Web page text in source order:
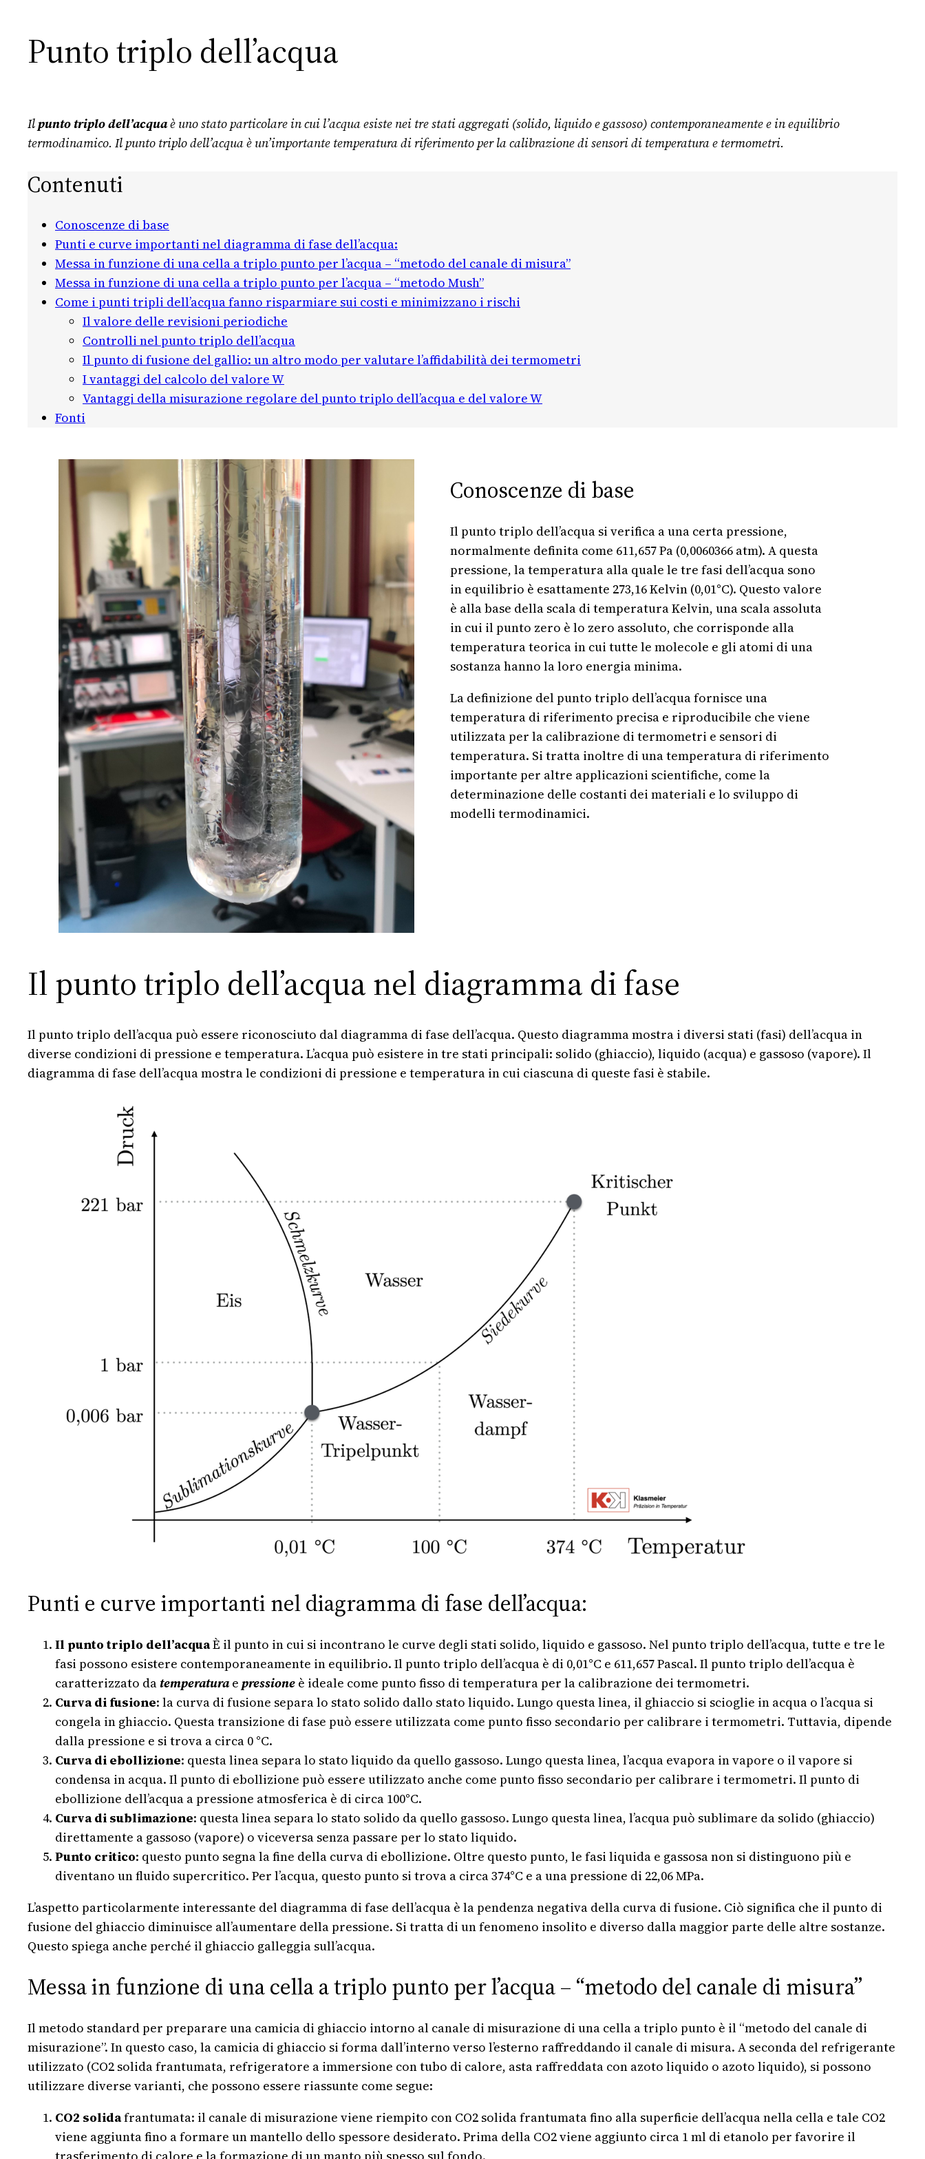
Punto triplo dell’acqua
Ilpunto triplo dell’acquaè uno stato particolare in cui l’acqua esiste nei tre stati aggregati (solido, liquido e gassoso) contemporaneamente e in equilibrio
termodinamico. Il punto triplo dell’acqua è un’importante temperatura di riferimento per la calibrazione di sensori di temperatura e termometri.
Contenuti
Conoscenze di base
Punti e curve importanti nel diagramma di fase dell’acqua:
Messa in funzione di una cella a triplo punto per l’acqua – “metodo del canale di misura”
Messa in funzione di una cella a triplo punto per l’acqua – “metodo Mush”
Come i punti tripli dell’acqua fanno risparmiare sui costi e minimizzano i rischi
Il valore delle revisioni periodiche
Controlli nel punto triplo dell’acqua
Il punto di fusione del gallio: un altro modo per valutare l’affidabilità dei termometri
I vantaggi del calcolo del valore W
Vantaggi della misurazione regolare del punto triplo dell’acqua e del valore W
Fonti
Conoscenze di base
Il punto triplo dell’acqua si verifica a una certa pressione,
normalmente definita come 611,657 Pa (0,0060366 atm). A questa
pressione, la temperatura alla quale le tre fasi dell’acqua sono
in equilibrio è esattamente 273,16 Kelvin (0,01°C). Questo valore
è alla base della scala di temperatura Kelvin, una scala assoluta
in cui il punto zero è lo zero assoluto, che corrisponde alla
temperatura teorica in cui tutte le molecole e gli atomi di una
sostanza hanno la loro energia minima.
La definizione del punto triplo dell’acqua fornisce una
temperatura di riferimento precisa e riproducibile che viene
utilizzata per la calibrazione di termometri e sensori di
temperatura. Si tratta inoltre di una temperatura di riferimento
importante per altre applicazioni scientifiche, come la
determinazione delle costanti dei materiali e lo sviluppo di
modelli termodinamici.
Il punto triplo dell’acqua nel diagramma di fase
Il punto triplo dell’acqua può essere riconosciuto dal diagramma di fase dell’acqua. Questo diagramma mostra i diversi stati (fasi) dell’acqua in
diverse condizioni di pressione e temperatura. L’acqua può esistere in tre stati principali: solido (ghiaccio), liquido (acqua) e gassoso (vapore). Il
diagramma di fase dell’acqua mostra le condizioni di pressione e temperatura in cui ciascuna di queste fasi è stabile.
Punti e curve importanti nel diagramma di fase dell’acqua:
Il punto triplo dell’acquaÈ il punto in cui si incontrano le curve degli stati solido, liquido e gassoso. Nel punto triplo dell’acqua, tutte e tre le
fasi possono esistere contemporaneamente in equilibrio. Il punto triplo dell’acqua è di 0,01°C e 611,657 Pascal. Il punto triplo dell’acqua è
caratterizzato da temperaturae pressione è ideale come punto fisso di temperatura per la calibrazione dei termometri.
Curva di fusione: la curva di fusione separa lo stato solido dallo stato liquido. Lungo questa linea, il ghiaccio si scioglie in acqua o l’acqua si
congela in ghiaccio. Questa transizione di fase può essere utilizzata come punto fisso secondario per calibrare i termometri. Tuttavia, dipende
dalla pressione e si trova a circa 0 °C.
Curva di ebollizione: questa linea separa lo stato liquido da quello gassoso. Lungo questa linea, l’acqua evapora in vapore o il vapore si
condensa in acqua. Il punto di ebollizione può essere utilizzato anche come punto fisso secondario per calibrare i termometri. Il punto di
ebollizione dell’acqua a pressione atmosferica è di circa 100°C.
Curva di sublimazione: questa linea separa lo stato solido da quello gassoso. Lungo questa linea, l’acqua può sublimare da solido (ghiaccio)
direttamente a gassoso (vapore) o viceversa senza passare per lo stato liquido.
Punto critico: questo punto segna la fine della curva di ebollizione. Oltre questo punto, le fasi liquida e gassosa non si distinguono più e
diventano un fluido supercritico. Per l’acqua, questo punto si trova a circa 374°C e a una pressione di 22,06 MPa.
L’aspetto particolarmente interessante del diagramma di fase dell’acqua è la pendenza negativa della curva di fusione. Ciò significa che il punto di
fusione del ghiaccio diminuisce all’aumentare della pressione. Si tratta di un fenomeno insolito e diverso dalla maggior parte delle altre sostanze.
Questo spiega anche perché il ghiaccio galleggia sull’acqua.
Messa in funzione di una cella a triplo punto per l’acqua – “metodo del canale di misura”
Il metodo standard per preparare una camicia di ghiaccio intorno al canale di misurazione di una cella a triplo punto è il “metodo del canale di
misurazione”. In questo caso, la camicia di ghiaccio si forma dall’interno verso l’esterno raffreddando il canale di misura. A seconda del refrigerante
utilizzato (CO2 solida frantumata, refrigeratore a immersione con tubo di calore, asta raffreddata con azoto liquido o azoto liquido), si possono
utilizzare diverse varianti, che possono essere riassunte come segue:
CO2 solidafrantumata: il canale di misurazione viene riempito con CO2 solida frantumata fino alla superficie dell’acqua nella cella e tale CO2
viene aggiunta fino a formare un mantello dello spessore desiderato. Prima della CO2 viene aggiunto circa 1 ml di etanolo per favorire il